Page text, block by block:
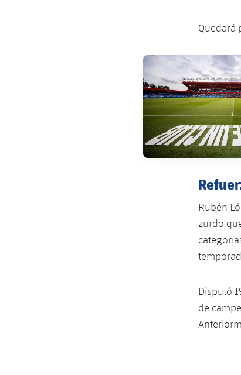
Quedará
FC Barcelona club badge
Rubén
zurdo
Disputó
de